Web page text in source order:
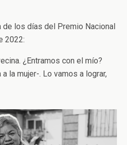
de los días del Premio Nacional
2022:
¿Entramos con el mío?
la mujer-. Lo vamos a lograr,